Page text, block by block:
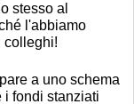
stesso al
l'abbiamo
colleghi!
a uno schema
i fondi stanziati